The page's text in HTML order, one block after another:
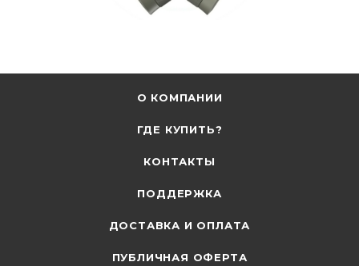
О КОМПАНИИ
ГДЕ КУПИТЬ?
КОНТАКТЫ
ПОДДЕРЖКА
ДОСТАВКА И ОПЛАТА
ПУБЛИЧНАЯ ОФЕРТА